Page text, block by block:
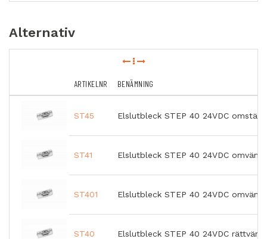
Alternativ
ARTIKELNR BENÄMNING
ST45 Elslutbleck STEP 40 24VDC
ST41 Elslutbleck STEP 40 24VDC
ST401 Elslutbleck STEP 40 24VDC
ST40 Elslutbleck STEP 40 24VDC